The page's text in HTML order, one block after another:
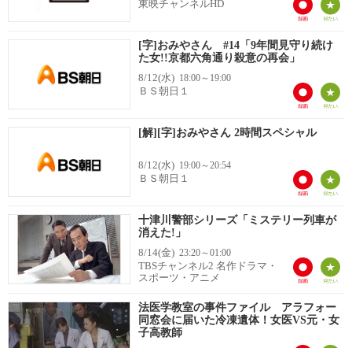
東映チャンネルHD
[字]おみやさん #14「9年間見守り続け
た女!!京都六角通り殺意の再会」
8/12(水) 18:00～19:00
ＢＳ朝日１
[解][字]おみやさん 2時間スペシャル
8/12(水) 19:00～20:54
ＢＳ朝日１
十津川警部シリーズ「ミステリー列車が
消えた!」
8/14(金) 23:20～01:00
TBSチャンネル2 名作ドラマ・
スポーツ・アニメ
法医学教室の事件ファイル アラフォー
同窓会に届いた冷凍遺体！女医VS元・女
子高教師